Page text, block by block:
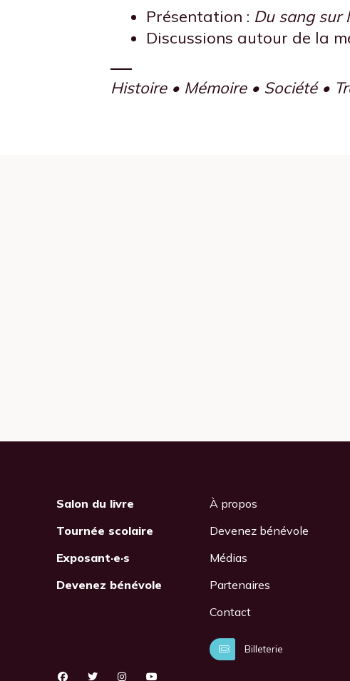
Présentation : Du sang sur
Discussions autour de la
—
Histoire • Mémoire • Société •
Salon du livre
Tournée scolaire
Exposant·e·s
Devenez bénévole
À propos
Devenez bénévole
Médias
Partenaires
Contact
Billeterie